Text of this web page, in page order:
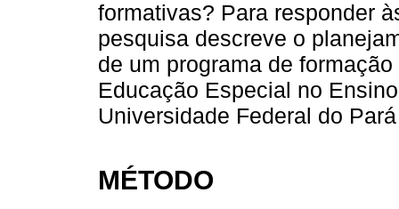
formativas? Para responder
pesquisa descreve o
de um programa de
Educação Especial no
Universidade Federal do
MÉTODO